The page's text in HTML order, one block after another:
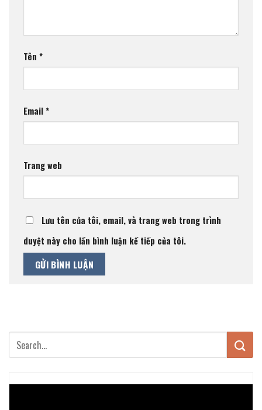
Tên *
Email*
Trang web
Lưu tên của tôi, email, và trang web trong trình
duyệt này cho lần bình luận kế tiếp của tôi.